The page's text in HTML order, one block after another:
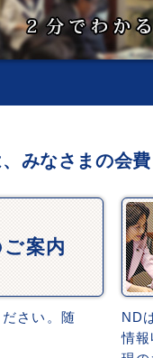
みなさまの会
案内
さい。随
ND
情